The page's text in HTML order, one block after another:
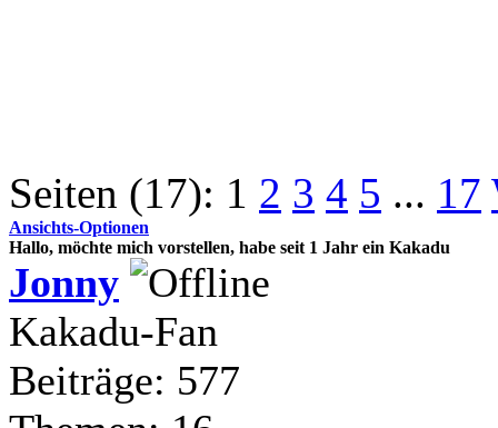
Seiten (17): 1 2 3 4 5 ... 17
Ansichts-Optionen
Hallo, möchte mich vorstellen, habe seit 1 Jahr ein Kakadu
Jonny
Kakadu-Fan
Beiträge: 577